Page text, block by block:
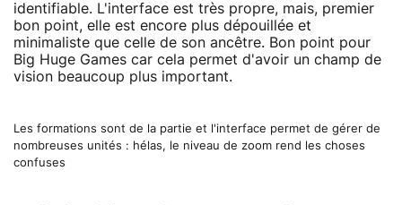
identifiable. L'interface est très propre, mais, premier
bon point, elle est encore plus dépouillée et
minimaliste que celle de son ancêtre. Bon point pour
Big Huge Games car cela permet d'avoir un champ de
vision beaucoup plus important.
Les formations sont de la partie et l'interface permet de gérer de
nombreuses unités : hélas, le niveau de zoom rend les choses
confuses